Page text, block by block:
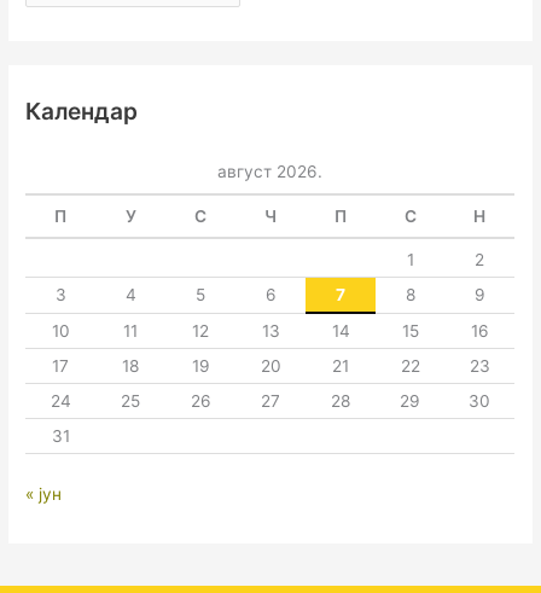
Календар
август 2026.
П У С Ч П С Н
1
2
3
4 5 6 7 8
9
10
11 12 13 14 15
16
17
18 19 20 21 22
23
24
25 26 27 28 29
30
31
« јун